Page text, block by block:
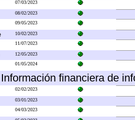
07/03/2023
08/02/2023
09/05/2023
10/02/2023
11/07/2023
12/05/2023
01/05/2024
financiera de
02/02/2023
03/01/2023
04/03/2023